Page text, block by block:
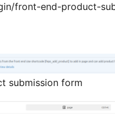
front-end-product-
submission form